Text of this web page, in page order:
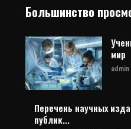
Большинство
мир
admin
Перечень научных
публик...